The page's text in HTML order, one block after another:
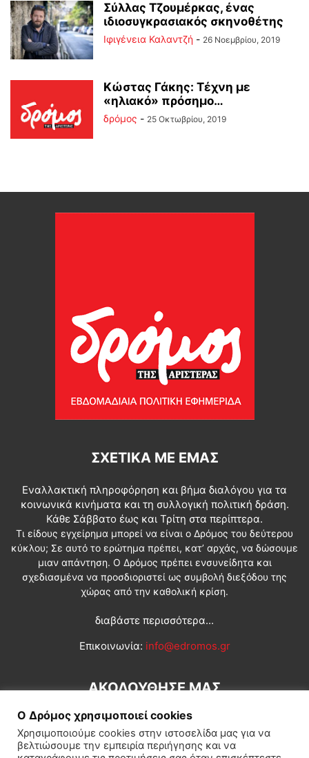
Σύλλας Τζουμέρκας, ένας
ιδιοσυγκρασιακός σκηνοθέτης
Ιφιγένεια Καλαντζή - 26 Νοεμβρίου, 2019
Κώστας Γάκης: Τέχνη με
«ηλιακό» πρόσημο…
δρόμος - 25 Οκτωβρίου, 2019
ΣΧΕΤΙΚΆ ΜΕ ΕΜΆΣ
Εναλλακτική πληροφόρηση και βήμα διαλόγου για τα
κοινωνικά κινήματα και τη συλλογική πολιτική δράση.
Κάθε Σάββατο έως και Τρίτη στα περίπτερα.
Τι είδους εγχείρημα μπορεί να είναι ο Δρόμος του δεύτερου
κύκλου; Σε αυτό το ερώτημα πρέπει, κατ’ αρχάς, να δώσουμε
μιαν απάντηση. Ο Δρόμος πρέπει ενσυνείδητα και
σχεδιασμένα να προσδιοριστεί ως συμβολή διεξόδου της
χώρας από την καθολική κρίση.
διαβάστε περισσότερα...
Επικοινωνία: info@edromos.gr
ΑΚΟΛΟΥΘΗΣΕ ΜΑΣ
Ο Δρόμος χρησιμοποιεί cookies
Χρησιμοποιούμε cookies στην ιστοσελίδα μας για να
βελτιώσουμε την εμπειρία περιήγησης και να